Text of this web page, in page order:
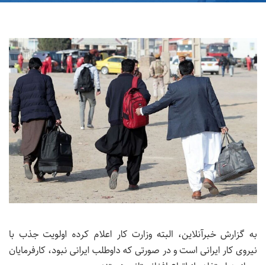
به گزارش خبرآنلاین، البته وزارت کار اعلام کرده اولویت جذب با
نیروی کار ایرانی است و در صورتی که داوطلب ایرانی نبود، کارفرمایان